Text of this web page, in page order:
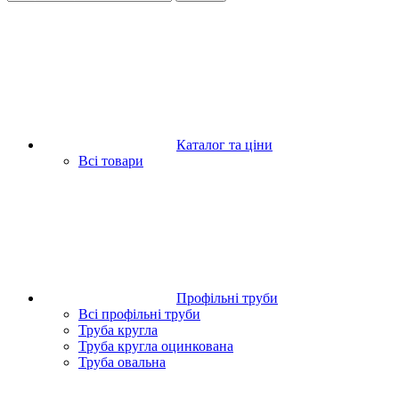
Каталог та ціни
Всі товари
Профільні труби
Всі профільні труби
Труба кругла
Труба кругла оцинкована
Труба овальна